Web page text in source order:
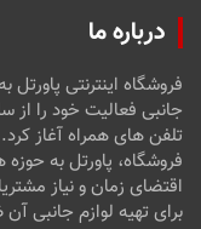
درباره ما
فروشگاه اینترنتی
تلفن های همراه آغاز
فروشگاه، پاورتل به
اقتضای زمان و نیاز
برای تهیه لوازم جانبی